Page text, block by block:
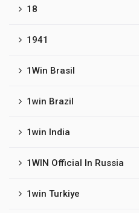
18
1941
1Win Brasil
1win Brazil
1win India
1WIN Official In Russia
1win Turkiye